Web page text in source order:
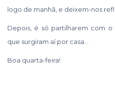
logo de manhã, e deixem-nos
Depois, é só partilharem com o
que surgiram aí por casa…
Boa quarta-feira!